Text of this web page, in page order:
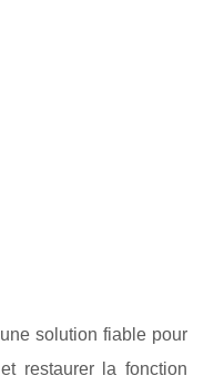
solution fiable pour
restaurer la fonction